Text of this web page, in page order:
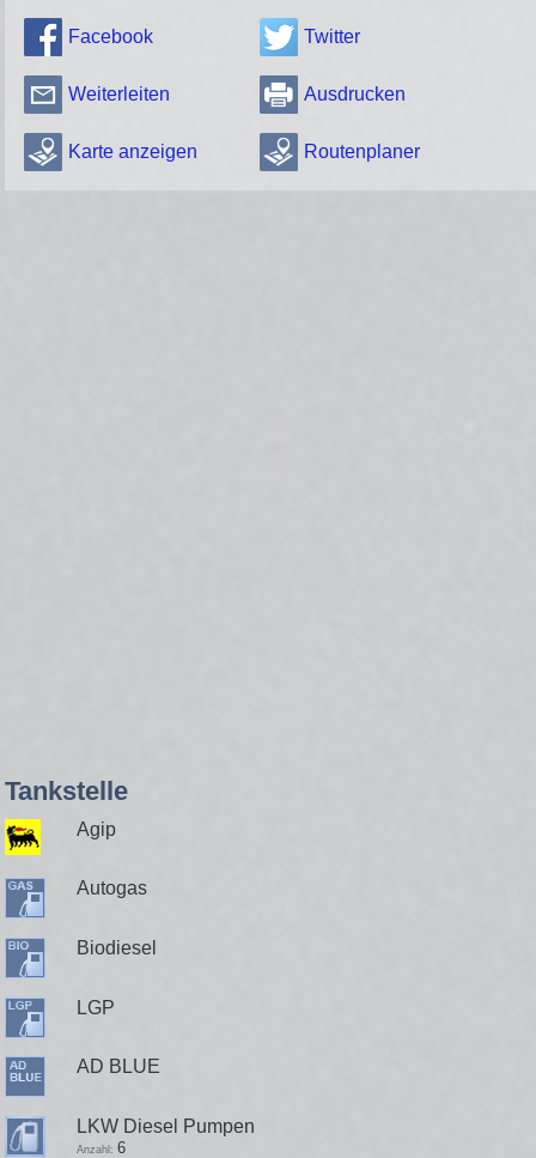
Facebook Twitter
Weiterleiten Ausdrucken
Karte anzeigen Routenplaner
Tankstelle
Agip
Autogas
Biodiesel
LGP
AD BLUE
LKW Diesel Pumpen
Anzahl:6